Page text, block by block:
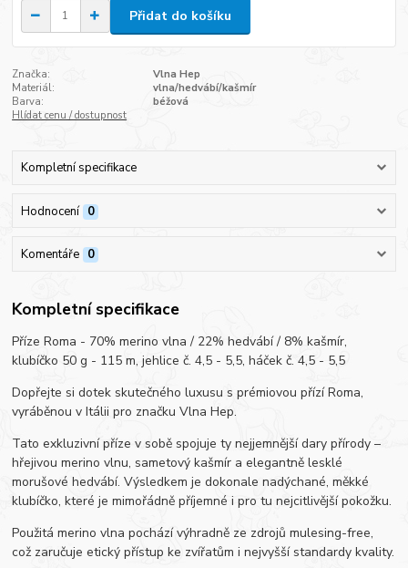
Přidat do košíku
Značka:
Vlna Hep
Materiál:
vlna/hedvábí/kašmír
Barva:
béžová
Hlídat cenu / dostupnost
Kompletní specifikace
Hodnocení 0
Komentáře 0
Kompletní specifikace
Příze Roma - 70% merino vlna / 22% hedvábí / 8% kašmír,
klubíčko 50 g - 115 m, jehlice č. 4,5 - 5,5, háček č. 4,5 - 5,5
Dopřejte si dotek skutečného luxusu s prémiovou přízí Roma,
vyráběnou v Itálii pro značku Vlna Hep.
Tato exkluzivní příze v sobě spojuje ty nejjemnější dary přírody –
hřejivou merino vlnu, sametový kašmír a elegantně lesklé
morušové hedvábí. Výsledkem je dokonale nadýchané, měkké
klubíčko, které je mimořádně příjemné i pro tu nejcitlivější pokožku.
Použitá merino vlna pochází výhradně ze zdrojů mulesing-free,
což zaručuje etický přístup ke zvířatům i nejvyšší standardy kvality.